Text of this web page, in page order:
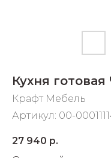
Кухня
Крафт Мебель
Артикул: 00-
27 940 р.
Получайте